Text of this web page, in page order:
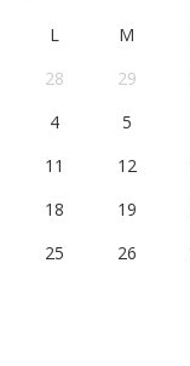
L M
28
29
4
5
11
12
18
19
25
26